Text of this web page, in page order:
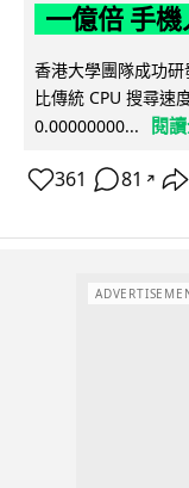
一億倍 手
香港大學團隊成功
比傳統 CPU 搜尋速
0.00000000...
閱
361 81 ↗